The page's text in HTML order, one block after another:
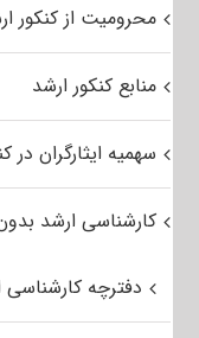
محرومیت از کنکور
منابع کنکور ارشد
سهمیه ایثارگران در
کارشناسی ارشد
دفترچه کارشناسی